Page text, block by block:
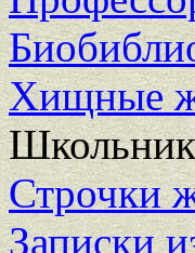
Хищные
Строчки
Записки